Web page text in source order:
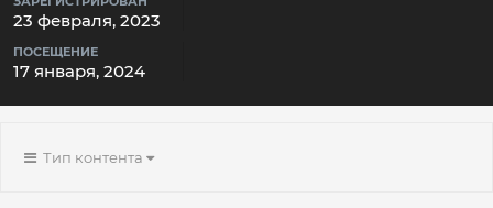
23 февраля, 2023
ПОСЕЩЕНИЕ
17 января, 2024
Тип контента